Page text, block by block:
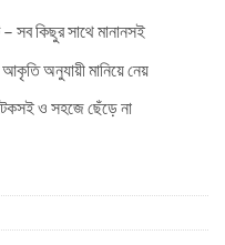
সব কিছুর সাথে মানানসই
আকৃতি অনুযায়ী মানিয়ে নেয়
টেকসই ও সহজে ছেঁড়ে না